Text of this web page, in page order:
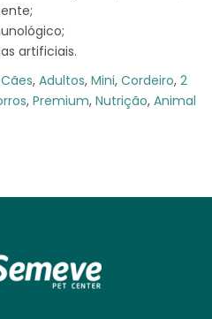
artificiais.
Cães, Adultos, Mini, Cordeiro, 2
, Premium, Nutrição, Animal